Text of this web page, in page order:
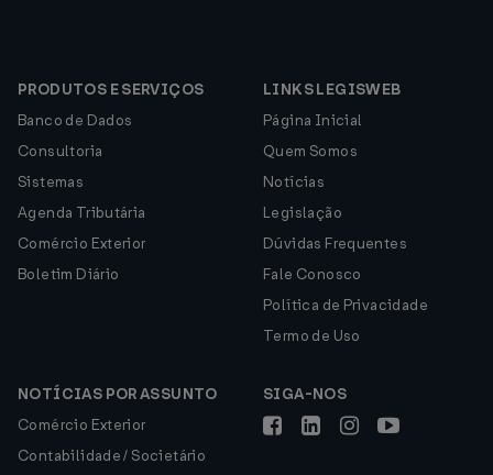
PRODUTOS E SERVIÇOS
Banco de Dados
Consultoria
Sistemas
Agenda Tributária
Comércio Exterior
Boletim Diário
LINKS LEGISWEB
Página Inicial
Quem Somos
Notícias
Legislação
Dúvidas Frequentes
Fale Conosco
Política de Privacidade
Termo de Uso
NOTÍCIAS POR ASSUNTO
Comércio Exterior
Contabilidade / Societário
SIGA-NOS